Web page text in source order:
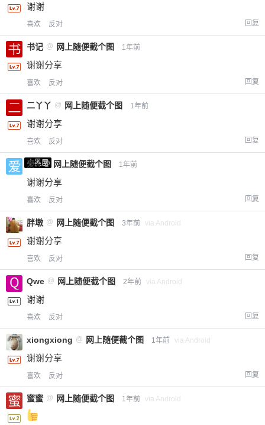
谢谢
喜欢 反对 回复
书记 @ 网上随便截个图 1年前
谢谢分享
喜欢 反对 回复
二丫丫 @ 网上随便截个图 1年前
谢谢分享
喜欢 反对 回复
小黑屋
爱X @ 网上随便截个图 1年前
谢谢分享
喜欢 反对 回复
胖墩 @ 网上随便截个图 3年前 via Android
谢谢分享
喜欢 反对 回复
Qwe @ 网上随便截个图 2年前 via Android
谢谢
喜欢 反对 回复
xiongxiong @ 网上随便截个图 1年前 via Android
谢谢分享
喜欢 反对 回复
蜜蜜 @ 网上随便截个图 1年前 via Android